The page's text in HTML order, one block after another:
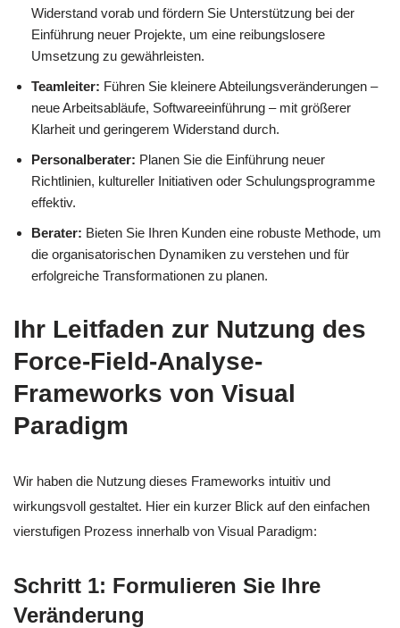
Widerstand vorab und fördern Sie Unterstützung bei der
Einführung neuer Projekte, um eine reibungslosere
Umsetzung zu gewährleisten.
Teamleiter: Führen Sie kleinere Abteilungsveränderungen –
neue Arbeitsabläufe, Softwareeinführung – mit größerer
Klarheit und geringerem Widerstand durch.
Personalberater: Planen Sie die Einführung neuer
Richtlinien, kultureller Initiativen oder Schulungsprogramme
effektiv.
Berater: Bieten Sie Ihren Kunden eine robuste Methode, um
die organisatorischen Dynamiken zu verstehen und für
erfolgreiche Transformationen zu planen.
Ihr Leitfaden zur Nutzung des
Force-Field-Analyse-
Frameworks von Visual
Paradigm
Wir haben die Nutzung dieses Frameworks intuitiv und
wirkungsvoll gestaltet. Hier ein kurzer Blick auf den einfachen
vierstufigen Prozess innerhalb von Visual Paradigm:
Schritt 1: Formulieren Sie Ihre
Veränderung